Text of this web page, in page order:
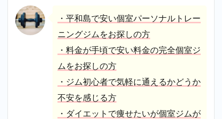
・平和島で安い個室パーソナルトレー
ニングジムをお探しの方
・料金が手頃で安い料金の完全個室ジ
ムをお探しの方
・ジム初心者で気軽に通えるかどうか
不安を感じる方
・ダイエットで痩せたいが個室ジムが